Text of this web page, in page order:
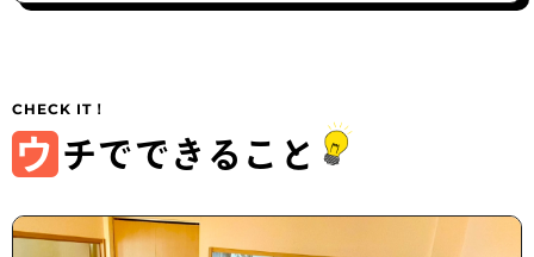
ウ チでできること